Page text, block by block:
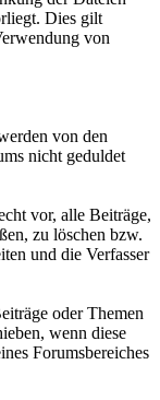
Dies gilt
von
von den
nicht geduldet
vor, alle Beiträge,
zu löschen bzw.
und die Verfasser
oder Themen
wenn diese
Forumsbereiches